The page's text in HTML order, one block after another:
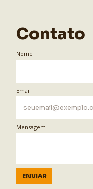
Contato
Nome
Email
Mensagem
ENVIAR